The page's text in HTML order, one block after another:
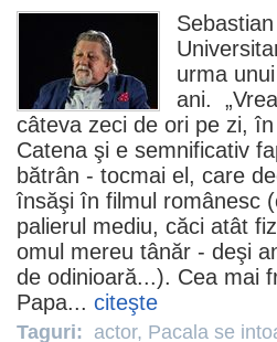
urma
ani.
câteva zeci de ori pe zi,
Catena şi e semnificativ
bătrân - tocmai el, care
însăşi în filmul românesc
palierul mediu, căci atât
omul mereu tânăr - deşi
de odinioară...). Cea mai
Papa... citeşte
Taguri: actor, Pacala se